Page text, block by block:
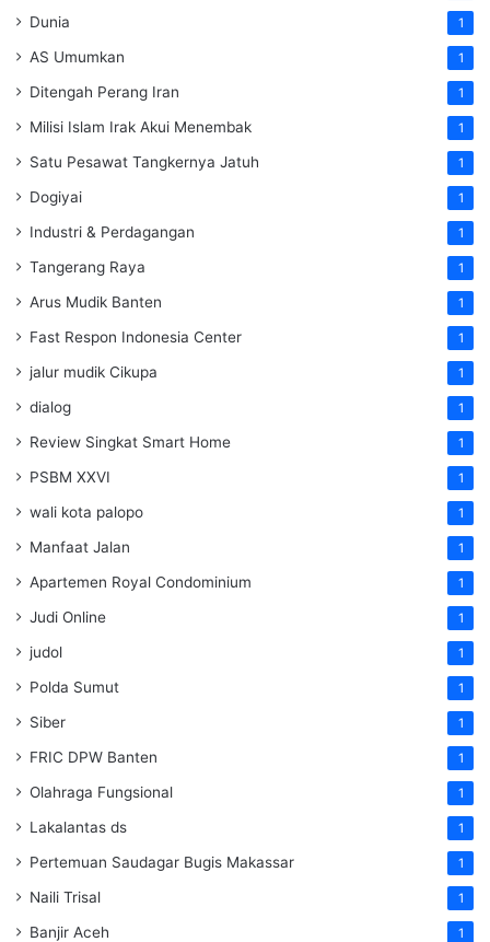
Dunia 1
AS Umumkan 1
Ditengah Perang Iran 1
Milisi Islam Irak Akui Menembak 1
Satu Pesawat Tangkernya Jatuh 1
Dogiyai 1
Industri & Perdagangan 1
Tangerang Raya 1
Arus Mudik Banten 1
Fast Respon Indonesia Center 1
jalur mudik Cikupa 1
dialog 1
Review Singkat Smart Home 1
PSBM XXVI 1
wali kota palopo 1
Manfaat Jalan 1
Apartemen Royal Condominium 1
Judi Online 1
judol 1
Polda Sumut 1
Siber 1
FRIC DPW Banten 1
Olahraga Fungsional 1
Lakalantas ds 1
Pertemuan Saudagar Bugis Makassar 1
Naili Trisal 1
Banjir Aceh 1